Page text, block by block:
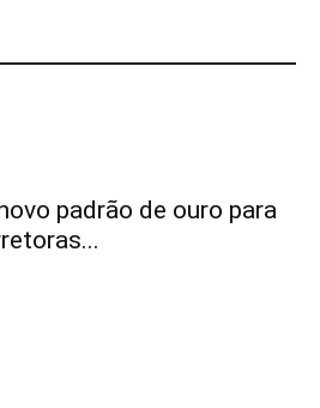
padrão de ouro para